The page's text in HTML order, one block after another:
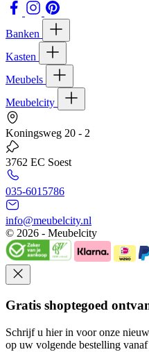
Banken
Kasten
Meubels
Meubelcity
Koningsweg 20 - 2
3762 EC Soest
035-6015786
info@meubelcity.nl
© 2026 - Meubelcity
Gratis shoptegoed
Schrijf u hier in voor onze
op uw volgende bestelling